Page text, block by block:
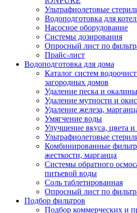
Ультрафиолетовые
Водоподготовка для
Насосное оборудование
Системы дозирования
Опросный лист по
Прайс-лист
Водоподготовка для дома
Каталог систем
загородных домов
Удаление песка и окалины
Удаление мутности и
Удаление железа,
Умягчение воды
Улучшение вкуса, цвета и
Ультрафиолетовые
Комбинированные
жесткости, марганца
Системы обратного
питьевой воды
Соль таблетированная
Опросный лист по
Подбор фильтров
Подбор коммерческих и